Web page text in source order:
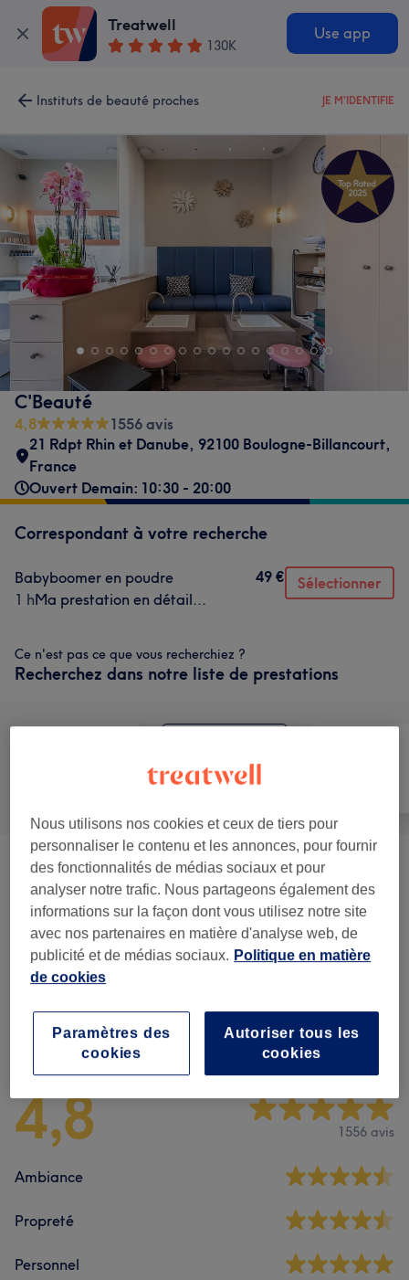
Treatwell
130K
Use app
Instituts de beauté proches JE M'IDENTIFIE
C'Beauté
4,8
1556 avis
21 Rdpt Rhin et Danube, 92100 Boulogne-Billancourt,
France
Ouvert Demain: 10:30 - 20:00
Correspondant à votre recherche
Babyboomer en poudre
1 hMa prestation en détail...
49 € Sélectionner
Ce n'est pas ce que vous recherchiez ?
Recherchez dans notre liste de prestations
Manucure et
Forfaits (2) à partir de 55 €
Manucure (27 ) à partir de 10 €
Beauté Des Pieds (9) à partir de 12 €
Avis sur l'établissement
4,8 1556 avis
Ambiance
Propreté
Personnel
Nous utilisons nos cookies et ceux de tiers pour
personnaliser le contenu et les annonces, pour fournir
des fonctionnalités de médias sociaux et pour
analyser notre trafic. Nous partageons également des
informations sur la façon dont vous utilisez notre site
avec nos partenaires en matière d'analyse web, de
publicité et de médias sociaux. Politique en matière
de cookies
Autoriser tous les
cookies
Paramètres des
cookies